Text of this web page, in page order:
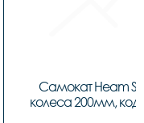
Самокат Heam
колеса 200мм, код